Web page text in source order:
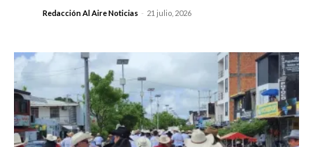
Redacción Al Aire Noticias - 21 julio, 2026